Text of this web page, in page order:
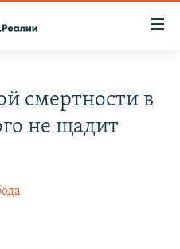
СОПРОТИВЛЕНИЯ
смертности в
не щадит